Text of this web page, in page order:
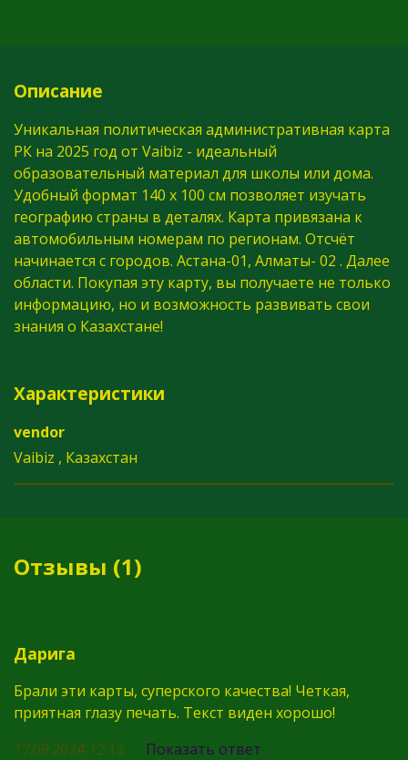
Описание
Уникальная политическая административная карта
РК на 2025 год от Vaibiz - идеальный
образовательный материал для школы или дома.
Удобный формат 140 х 100 см позволяет изучать
географию страны в деталях. Карта привязана к
автомобильным номерам по регионам. Отсчёт
начинается с городов. Астана-01, Алматы- 02 . Далее
области. Покупая эту карту, вы получаете не только
информацию, но и возможность развивать свои
знания о Казахстане!
Характеристики
vendor
Vaibiz , Казахстан
Отзывы (1)
Дарига
Брали эти карты, суперского качества! Четкая,
приятная глазу печать. Текст виден хорошо!
17.09.2024 12:13
Показать ответ